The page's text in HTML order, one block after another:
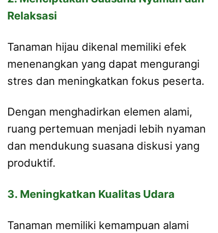
Relaksasi
Tanaman hijau dikenal memiliki efek
menenangkan yang dapat mengurangi
stres dan meningkatkan fokus peserta.
Dengan menghadirkan elemen alami,
ruang pertemuan menjadi lebih nyaman
dan mendukung suasana diskusi yang
produktif.
3. Meningkatkan Kualitas Udara
Tanaman memiliki kemampuan alami